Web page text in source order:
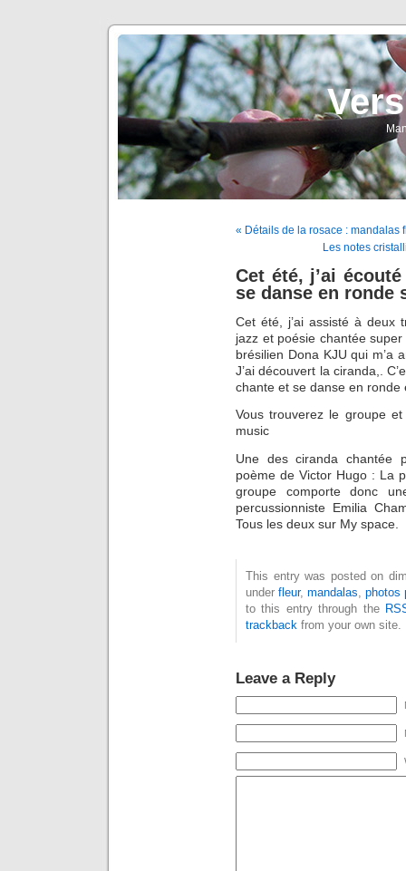
« Détails de la rosace : mandalas
Les notes
Cet été, j’ai
se danse en ronde
Cet été, j’ai assisté à
jazz et poésie chantée
brésilien Dona KJU qui m’a
J’ai découvert la ciranda,.
chante et se danse en ronde
Vous trouverez le groupe
music
Une des ciranda chantée
poème de Victor Hugo : La
groupe comporte donc
percussionniste Emilia
Tous les deux sur My space.
This entry was posted on
under fleur, mandalas photos
to this entry through the
trackback from your own site.
Leave a Reply